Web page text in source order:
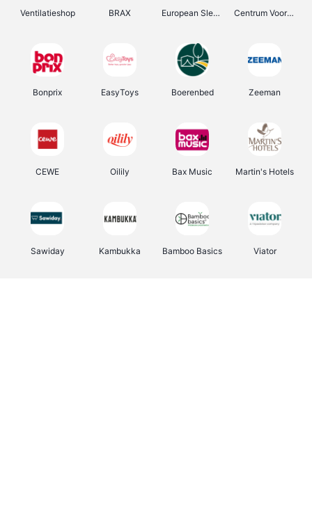
Ventilatieshop BRAX European Sleeper Centrum Voor Avondonderwijs
Bonprix EasyToys Boerenbed Zeeman
CEWE Oilily Bax Music Martin's Hotels
Sawiday Kambukka Bamboo Basics Viator